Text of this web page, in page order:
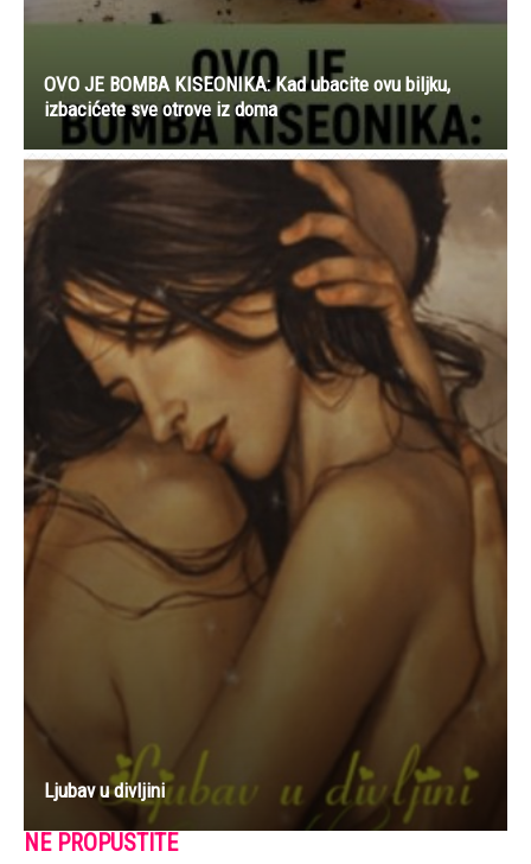
OVO JE BOMBA KISEONIKA: Kad ubacite ovu biljku,
izbacićete sve otrove iz doma
Ljubav u divljini
NE PROPUSTITE